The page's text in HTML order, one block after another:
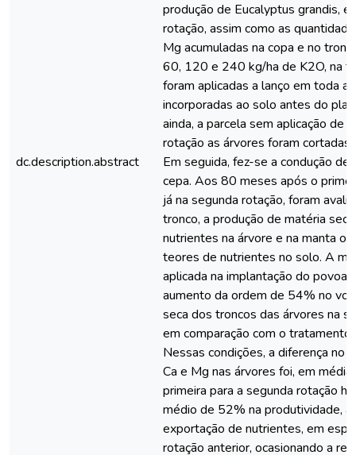
dc.description.abstract
produção de Eucalyptus grandis,
rotação, assim como as
Mg acumuladas na copa e no
60, 120 e 240 kg/ha de K2O, na
foram aplicadas a lanço em toda a
incorporadas ao solo antes do
ainda, a parcela sem aplicação de
rotação as árvores foram
Em seguida, fez-se a condução
cepa. Aos 80 meses após o
já na segunda rotação, foram
tronco, a produção de matéria
nutrientes na árvore e na manta
teores de nutrientes no solo. A
aplicada na implantação do
aumento da ordem de 54% no
seca dos troncos das árvores na
em comparação com o tratamento
Nessas condições, a diferença no
Ca e Mg nas árvores foi, em
primeira para a segunda rotação
médio de 52% na produtividade,
exportação de nutrientes, em
rotação anterior, ocasionando a